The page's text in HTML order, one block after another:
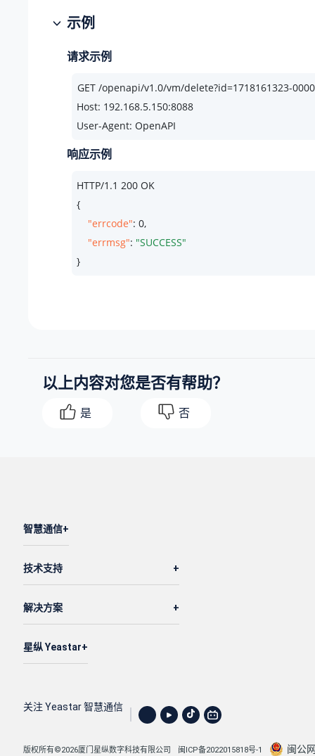
示例
请求示例
Host: 192.168.5.150:8088
User-Agent: OpenAPI
响应示例
HTTP/1.1 200 OK
{
"errcode": 0,
"errmsg": "SUCCESS"
}
以上内容对您是否有帮助？
是 否
智慧通信
技术支持
解决方案
星纵 Yeastar
关注 Yeastar 智慧通信
版权所有©2026厦门星纵数字科技有限公司 闽ICP备2022015818号-1 闽公